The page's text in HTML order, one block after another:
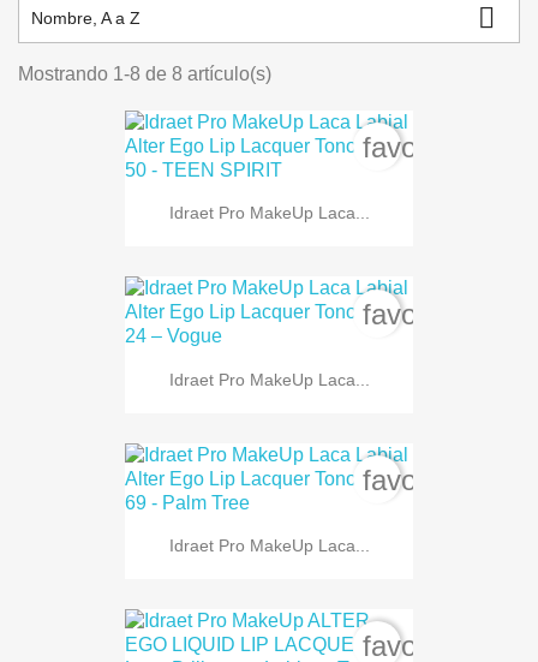
Nombre, A a Z 
Mostrando 1-8 de 8 artículo(s)
Idraet Pro MakeUp Laca...
Idraet Pro MakeUp Laca...
Idraet Pro MakeUp Laca...